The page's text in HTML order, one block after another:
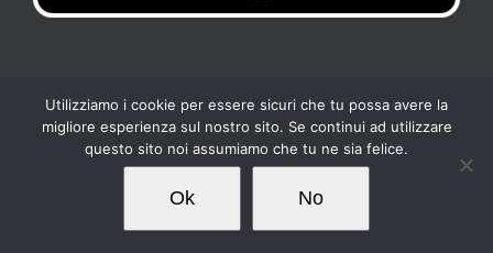
Copyright 2017 Tennis Club Kipling | All Rights Reserved |Privacy
Cookies| Powered byLoto Servizi
FacebookInstagram
Utilizziamo i cookie per essere sicuri che tu possa avere la
migliore esperienza sul nostro sito. Se continui ad utilizzare
questo sito noi assumiamo che tu ne sia felice.
Ok No